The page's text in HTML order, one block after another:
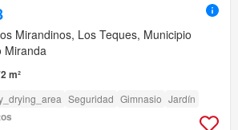
Mirandinos, Los Teques, Municipio
Miranda
m²
Seguridad Gimnasio Jardín